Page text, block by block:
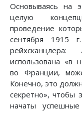
Основываясь на
целую
проведение
сентября 1915
использована «в
во Франции,
Конечно, это
секретно», чтобы
начаты